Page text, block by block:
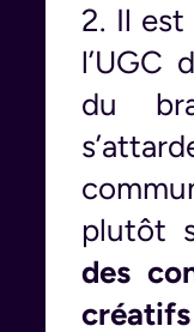
2. Il
l’UGC
du
plutôt
des
créatifs